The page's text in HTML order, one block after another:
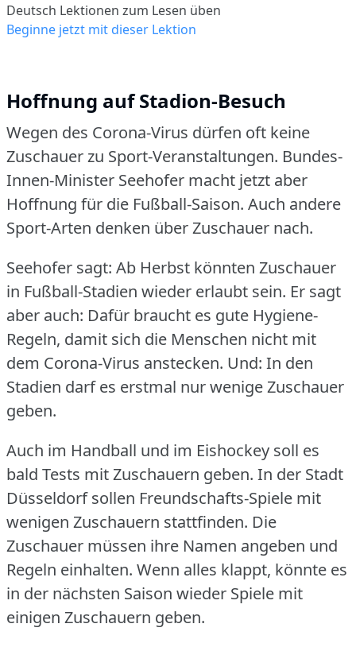
Deutsch Lektionen zum Lesen üben
Beginne jetzt mit dieser Lektion
Hoffnung auf Stadion-Besuch
Wegen des Corona-Virus dürfen oft keine
Zuschauer zu Sport-Veranstaltungen. Bundes-
Innen-Minister Seehofer macht jetzt aber
Hoffnung für die Fußball-Saison. Auch andere
Sport-Arten denken über Zuschauer nach.
Seehofer sagt: Ab Herbst könnten Zuschauer
in Fußball-Stadien wieder erlaubt sein. Er sagt
aber auch: Dafür braucht es gute Hygiene-
Regeln, damit sich die Menschen nicht mit
dem Corona-Virus anstecken. Und: In den
Stadien darf es erstmal nur wenige Zuschauer
geben.
Auch im Handball und im Eishockey soll es
bald Tests mit Zuschauern geben. In der Stadt
Düsseldorf sollen Freundschafts-Spiele mit
wenigen Zuschauern stattfinden. Die
Zuschauer müssen ihre Namen angeben und
Regeln einhalten. Wenn alles klappt, könnte es
in der nächsten Saison wieder Spiele mit
einigen Zuschauern geben.